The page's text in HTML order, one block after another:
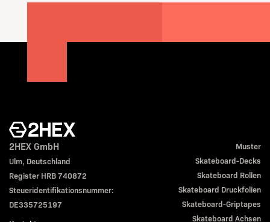
2HEX GmbH
Ulm, Deutschland
Register HRB 740872
Steueridentifikationsnummer:
DE335725197
Muster
Skateboard-Decks
Skateboard Rollen
Skateboard Druckfolien
Skateboard-Griptapes
Skateboard Achsen